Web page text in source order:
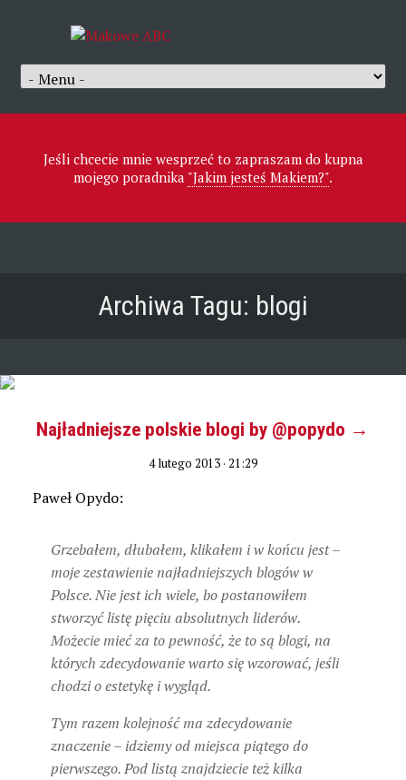
Jeśli chcecie mnie wesprzeć to zapraszam do kupna
mojego poradnika "Jakim jesteś Makiem?".
Archiwa Tagu: blogi
Najładniejsze polskie blogi by @popydo →
4 lutego 2013 · 21:29
Paweł Opydo:
Grzebałem, dłubałem, klikałem i w końcu jest –
moje zestawienie najładniejszych blogów w
Polsce. Nie jest ich wiele, bo postanowiłem
stworzyć listę pięciu absolutnych liderów.
Możecie mieć za to pewność, że to są blogi, na
których zdecydowanie warto się wzorować, jeśli
chodzi o estetykę i wygląd.
Tym razem kolejność ma zdecydowanie
znaczenie – idziemy od miejsca piątego do
pierwszego. Pod listą znajdziecie też kilka